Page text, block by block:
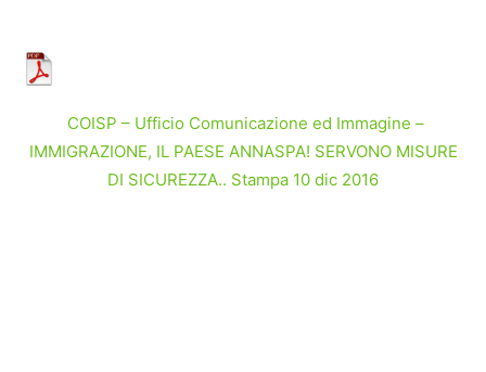
COISP – Ufficio Comunicazione ed Immagine –
IMMIGRAZIONE, IL PAESE ANNASPA! SERVONO MISURE
DI SICUREZZA.. Stampa 10 dic 2016